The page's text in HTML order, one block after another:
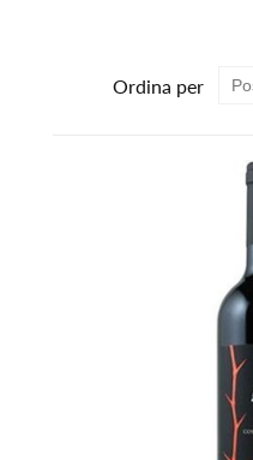
Ordina per